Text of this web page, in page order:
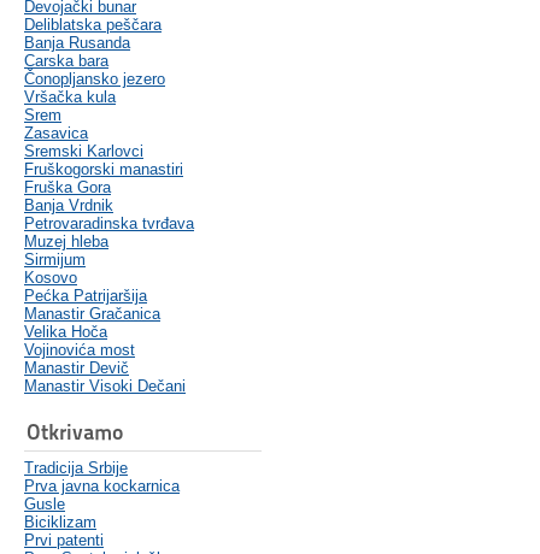
Devojački bunar
Deliblatska peščara
Banja Rusanda
Carska bara
Čonopljansko jezero
Vršačka kula
Srem
Zasavica
Sremski Karlovci
Fruškogorski manastiri
Fruška Gora
Banja Vrdnik
Petrovaradinska tvrđava
Muzej hleba
Sirmijum
Kosovo
Pećka Patrijaršija
Manastir Gračanica
Velika Hoča
Vojinovića most
Manastir Devič
Manastir Visoki Dečani
Otkrivamo
Tradicija Srbije
Prva javna kockarnica
Gusle
Biciklizam
Prvi patenti